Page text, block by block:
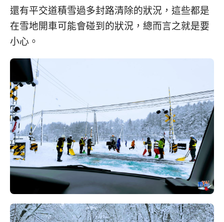
還有平交道積雪過多封路清除的狀況，這些都是
在雪地開車可能會碰到的狀況，總而言之就是要
小心。